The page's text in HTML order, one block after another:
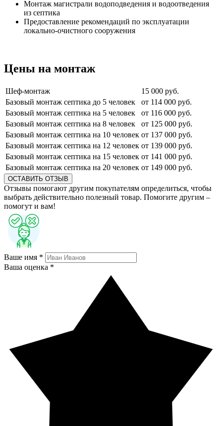
Монтаж магистрали водоподведения и водоотведения
из септика
Предоставление рекомендаций по эксплуатации
локально-очистного сооружения
Цены на монтаж
Шеф-монтаж
15 000 руб.
Базовый монтаж септика до 5 человек
от 114 000 руб.
Базовый монтаж септика на 5 человек
от 116 000 руб.
Базовый монтаж септика на 8 человек
от 125 000 руб.
Базовый монтаж септика на 10 человек от 137 000 руб.
Базовый монтаж септика на 12 человек от 139 000 руб.
Базовый монтаж септика на 15 человек от 141 000 руб.
Базовый монтаж септика на 20 человек от 149 000 руб.
ОСТАВИТЬ ОТЗЫВ
Отзывы помогают другим покупателям определиться, чтобы
выбрать действительно полезный товар. Помогите другим –
помогут и вам!
Ваше имя *
Ваша оценка *